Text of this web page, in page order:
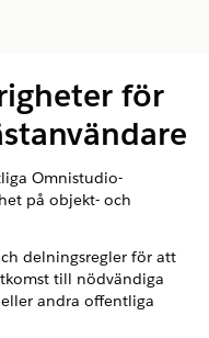
för
Omnistudio-
på objekt- och
delningsregler för att
till nödvändiga
andra offentliga